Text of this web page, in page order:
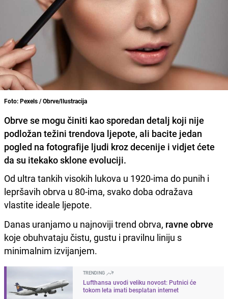
Foto: Pexels / Obrve/Ilustracija
Obrve se mogu činiti kao sporedan detalj koji nije
podložan težini trendova ljepote, ali bacite jedan
pogled na fotografije ljudi kroz decenije i vidjet ćete
da su itekako sklone evoluciji.
Od ultra tankih visokih lukova u 1920-ima do punih i
lepršavih obrva u 80-ima, svako doba odražava
vlastite ideale ljepote.
Danas uranjamo u najnoviji trend obrva, ravne obrve
koje obuhvataju čistu, gustu i pravilnu liniju s
minimalnim izvijanjem.
TRENDING
Lufthansa uvodi veliku novost: Putnici će
tokom leta imati besplatan internet